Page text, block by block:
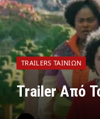
TRAILERS ΤΑΙΝΙΏΝ
Trailer Από